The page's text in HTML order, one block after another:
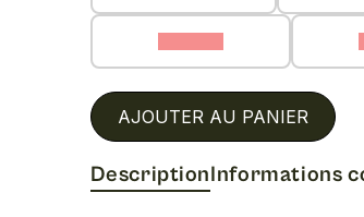
AJOUTER AU PANIER
DescriptionInformations